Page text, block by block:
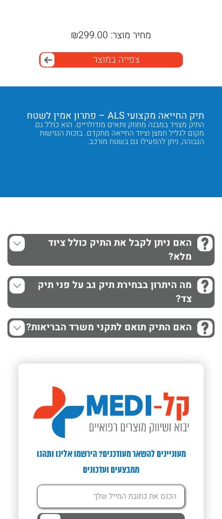
מחיר מוצר: ₪299.00
צפייה במוצר
תיק החייאה מקצועי ALS – פתרון אמין לשטח
התיק מצויד במבנה מחוזק ותאים מודולריים. הוא כולל גם
מקום לגליל חמצן וציוד החייאה מתקדם. בזכות הנגישות
הגבוהה, ניתן להפעילו גם בשטח מורכב.
האם ניתן לקבל את התיק כולל ציוד
מלא?
מה היתרון בבחירת תיק גב על פני תיק
צד?
האם התיק תואם לתקני משרד הבריאות?
מעוניינים להשאר מעודכנים? הירשמו אלינו ותהנו
ממבצעים ועדכונים